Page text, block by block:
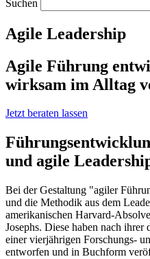
Suchen
Agile Leadership
Agile Führung
wirksam im Alltag
Jetzt beraten lassen
und agile
Bei der Gestaltung "agiler
und die Methodik aus dem
amerikanischen Harvard-
Josephs. Diese haben nach
einer vierjährigen Forschungs-
entworfen und in Buchform